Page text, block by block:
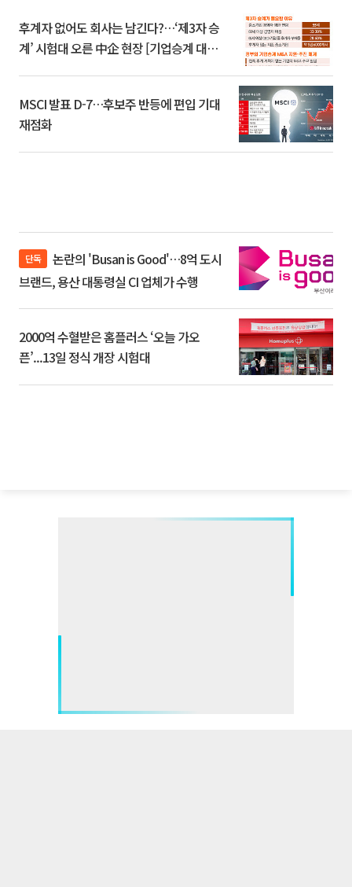
후계자 없어도 회사는 남긴다?…‘제3자 승
계’ 시험대 오른 中企 현장 [기업승계 대전
MSCI 발표 D-7…후보주 반등에 편입 기대
재점화
단독
브랜드, 용산 대통령실 CI 업체가 수행
2000억 수혈받은 홈플러스 ‘오늘 가오
픈’...13일 정식 개장 시험대